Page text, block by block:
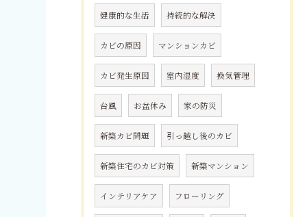
健康的な生活 持続的な解決
カビの原因 マンションカビ
カビ発生原因 室内湿度 換気管理
台風 お盆休み 家の防災
新築カビ問題 引っ越し後のカビ
新築住宅のカビ対策 新築マンション
インテリアケア フローリング